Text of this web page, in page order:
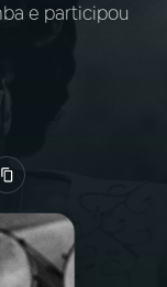
e participou